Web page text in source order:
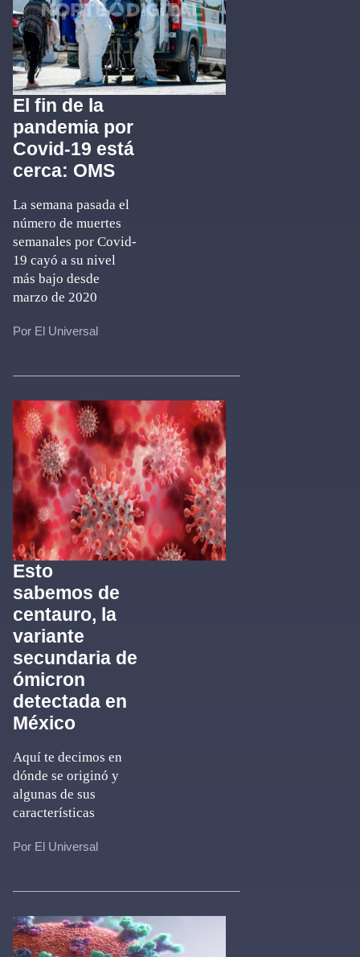
El fin de la
pandemia por
Covid-19 está
cerca: OMS
La semana pasada el
número de muertes
semanales por Covid-
19 cayó a su nivel
más bajo desde
marzo de 2020
Por El Universal
Esto
sabemos de
centauro, la
variante
secundaria de
ómicron
detectada en
México
Aquí te decimos en
dónde se originó y
algunas de sus
características
Por El Universal